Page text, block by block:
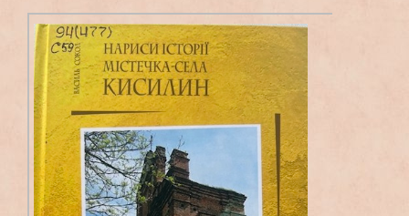
польської державної влади і міського
самоврядування; характер та особливості
етносоціальних, суспільно-політичних,
економічних та культурних процесів;
повсякденне життя та побут лучан.